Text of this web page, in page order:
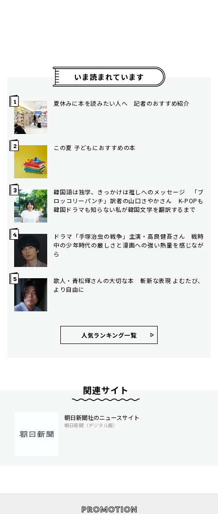
いま読まれています
夏休みに本を読みたい人へ 記者のおすすめ紹介
この夏 子どもにおすすめの本
韓国語は独学、きっかけは推しへのメッセージ 「ブ
ロッコリーパンチ」訳者の山口さやかさん K-POPも
韓国ドラマも知らない私が韓国文学を翻訳するまで
ドラマ「手塚治虫の戦争」主演・高良健吾さん 戦時
中の少年時代の厳しさと漫画への強い熱量を感じなが
ら
歌人・青松輝さんの大切な本 斬新な表現 よむたび、
より自由に
人気ランキング⼀覧
関連サイト
朝日新聞社のニュースサイト
朝日新聞（デジタル版）